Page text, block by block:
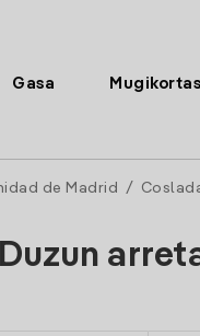
Gasa
de Madrid /
Duzun